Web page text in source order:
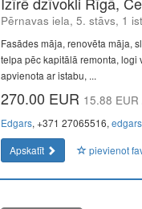
Pērnavas iela, 5. stāvs, 1
Fasādes māja, renovēta māja,
telpa pēc kapitālā remonta, logi
apvienota ar istabu, ...
270.00 EUR 15.88 EUR
Edgars, +371 27065516,
Apskatīt
pievienot